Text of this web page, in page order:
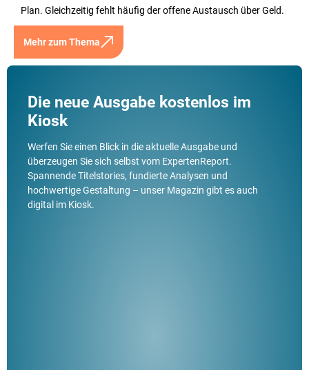
Plan. Gleichzeitig fehlt häufig der offene Austausch über Geld.
Mehr zum Thema
Die neue Ausgabe kostenlos im
Kiosk
Werfen Sie einen Blick in die aktuelle Ausgabe und
überzeugen Sie sich selbst vom ExpertenReport.
Spannende Titelstories, fundierte Analysen und
hochwertige Gestaltung – unser Magazin gibt es auch
digital im Kiosk.